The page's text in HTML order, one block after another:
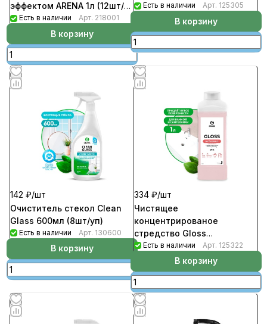
эффектом ARENA 1л (12шт/
уп)Есть в наличии Арт. 218001
В корзину
Есть в наличии Арт. 125305
В корзину
142 ₽/шт
Очиститель стекол Clean
Glass 600мл (8шт/уп)
Есть в наличии Арт. 130600
В корзину
334 ₽/шт
Чистящее
концентрированое
стредство Gloss
Concentrate 1л (12шт/уп)
Есть в наличии Арт. 125322
В корзину